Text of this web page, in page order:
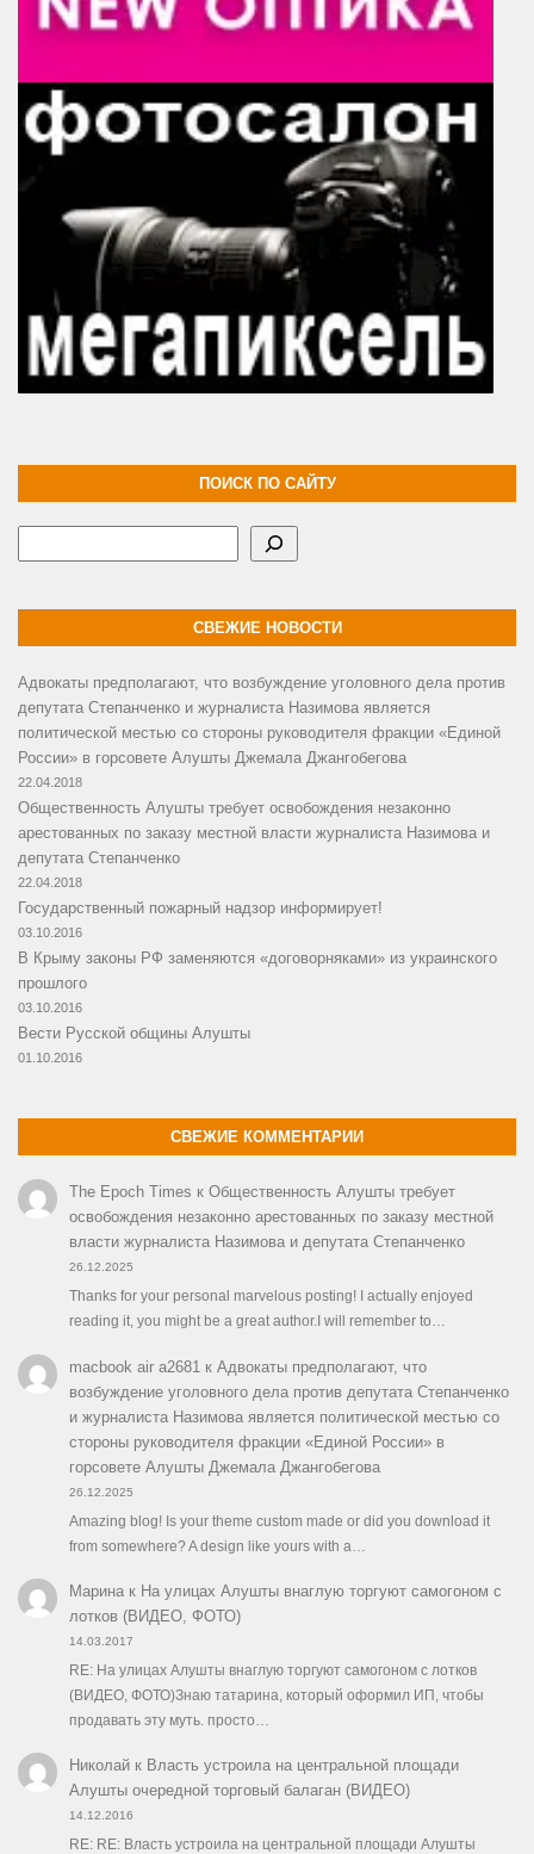
ПОИСК ПО САЙТУ
СВЕЖИЕ НОВОСТИ
Адвокаты предполагают, что возбуждение уголовного дела против
депутата Степанченко и журналиста Назимова является
политической местью со стороны руководителя фракции «Единой
России» в горсовете Алушты Джемала Джангобегова
22.04.2018
Общественность Алушты требует освобождения незаконно
арестованных по заказу местной власти журналиста Назимова и
депутата Степанченко
22.04.2018
Государственный пожарный надзор информирует!
03.10.2016
В Крыму законы РФ заменяются «договорняками» из украинского
прошлого
03.10.2016
Вести Русской общины Алушты
01.10.2016
СВЕЖИЕ КОММЕНТАРИИ
The Epoch Times к Общественность Алушты требует
освобождения незаконно арестованных по заказу местной
власти журналиста Назимова и депутата Степанченко
26.12.2025
Thanks for your personal marvelous posting! I actually enjoyed
reading it, you might be a great author.I will remember to…
macbook air a2681 к Адвокаты предполагают, что
возбуждение уголовного дела против депутата Степанченко
и журналиста Назимова является политической местью со
стороны руководителя фракции «Единой России» в
горсовете Алушты Джемала Джангобегова
26.12.2025
Amazing blog! Is your theme custom made or did you download it
from somewhere? A design like yours with a…
Маринак На улицах Алушты внаглую торгуют самогоном с
лотков (ВИДЕО, ФОТО)
14.03.2017
RE: На улицах Алушты внаглую торгуют самогоном с лотков
(ВИДЕО, ФОТО)Знаю татарина, который оформил ИП, чтобы
продавать эту муть. просто…
Николайк Власть устроила на центральной площади
Алушты очередной торговый балаган (ВИДЕО)
14.12.2016
RE: RE: Власть устроила на центральной площади Алушты